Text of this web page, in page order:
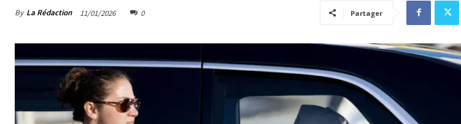
By La Rédaction 11/01/2026 0 Partager